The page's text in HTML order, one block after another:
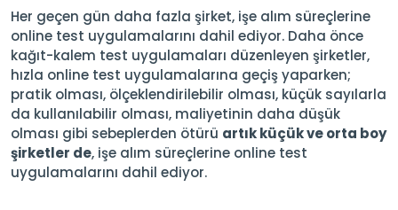
Her geçen gün daha fazla şirket, işe alım süreçlerine
online test uygulamalarını dahil ediyor. Daha önce
kağıt-kalem test uygulamaları düzenleyen şirketler,
hızla online test uygulamalarına geçiş yaparken;
pratik olması, ölçeklendirilebilir olması, küçük sayılarla
da kullanılabilir olması, maliyetinin daha düşük
olması gibi sebeplerden ötürü artık küçük ve orta boy
şirketler de, işe alım süreçlerine online test
uygulamalarını dahil ediyor.